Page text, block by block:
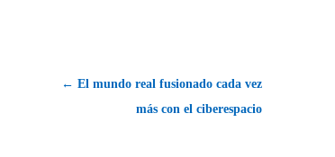
← El mundo real fusionado cada vez
más con el ciberespacio